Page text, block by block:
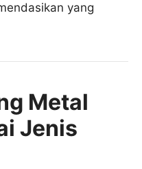
yang
Metal
Jenis